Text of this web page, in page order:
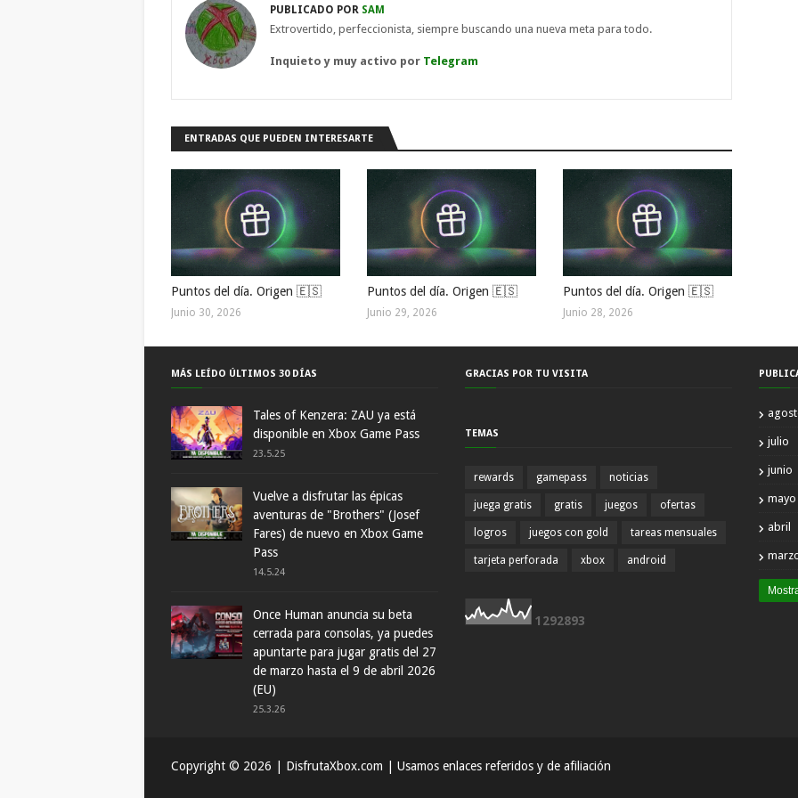
PUBLICADO POR SAM
Extrovertido, perfeccionista, siempre buscando una nueva meta para todo.
Inquieto y muy activo por Telegram
ENTRADAS QUE PUEDEN INTERESARTE
Puntos del día. Origen 🇪🇸
Junio 30, 2026
Puntos del día. Origen 🇪🇸
Junio 29, 2026
Puntos del día. Origen 🇪🇸
Junio 28, 2026
MÁS LEÍDO ÚLTIMOS 30 DÍAS
Tales of Kenzera: ZAU ya está
disponible en Xbox Game Pass
23.5.25
Vuelve a disfrutar las épicas
aventuras de "Brothers" (Josef
Fares) de nuevo en Xbox Game
Pass
14.5.24
Once Human anuncia su beta
cerrada para consolas, ya puedes
apuntarte para jugar gratis del 27
de marzo hasta el 9 de abril 2026
(EU)
25.3.26
GRACIAS POR TU VISITA
TEMAS
rewards gamepass noticias
juega gratis gratis juegos ofertas
logros juegos con gold tareas mensuales
tarjeta perforada xbox android
1 292893
julio
junio
mayo
abril
Copyright © 2026 | DisfrutaXbox.com | Usamos enlaces referidos y de afiliación